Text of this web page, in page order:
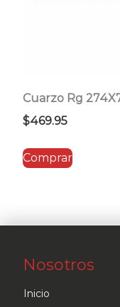
Cuarzo Rg
$469.95
Comprar
Nosotros
Inicio